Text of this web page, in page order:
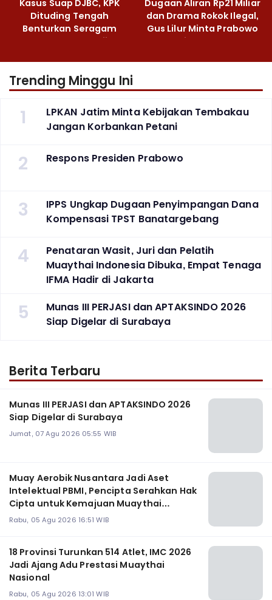
Kasus Suap DJBC, KPK
Dituding Tengah
Benturkan Seragam
Cokelat dengan Hijau
Dugaan Aliran Rp21 Miliar
dan Drama Rokok Ilegal,
Gus Lilur Minta Prabowo
Bertindak Tegas
Trending Minggu Ini
1
LPKAN Jatim Minta Kebijakan Tembakau
Jangan Korbankan Petani
2 Respons Presiden Prabowo
3
IPPS Ungkap Dugaan Penyimpangan Dana
Kompensasi TPST Banatargebang
4
Penataran Wasit, Juri dan Pelatih
Muaythai Indonesia Dibuka, Empat Tenaga
IFMA Hadir di Jakarta
5
Munas III PERJASI dan APTAKSINDO 2026
Siap Digelar di Surabaya
Berita Terbaru
Munas III PERJASI dan APTAKSINDO 2026
Siap Digelar di Surabaya
Jumat, 07 Agu 2026 05:55 WIB
Muay Aerobik Nusantara Jadi Aset
Intelektual PBMI, Pencipta Serahkan Hak
Cipta untuk Kemajuan Muaythai
Indonesia
Rabu, 05 Agu 2026 16:51 WIB
18 Provinsi Turunkan 514 Atlet, IMC 2026
Jadi Ajang Adu Prestasi Muaythai
Nasional
Rabu, 05 Agu 2026 13:01 WIB